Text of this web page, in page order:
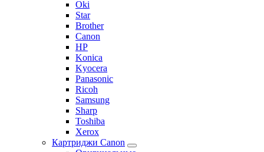
Oki
Star
Brother
Canon
HP
Konica
Kyocera
Panasonic
Ricoh
Samsung
Sharp
Toshiba
Xerox
Картриджи Canon